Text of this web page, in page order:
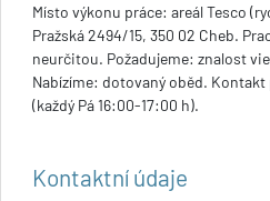
Místo výkonu práce: areál Tesco
Pražská 2494/15, 350 02 Cheb.
neurčitou. Požadujeme: znalost
Nabízíme: dotovaný oběd.
(každý Pá 16:00-17:00 h).
Kontaktní údaje